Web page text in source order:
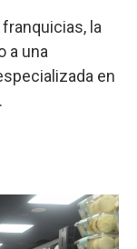
la
a una
en